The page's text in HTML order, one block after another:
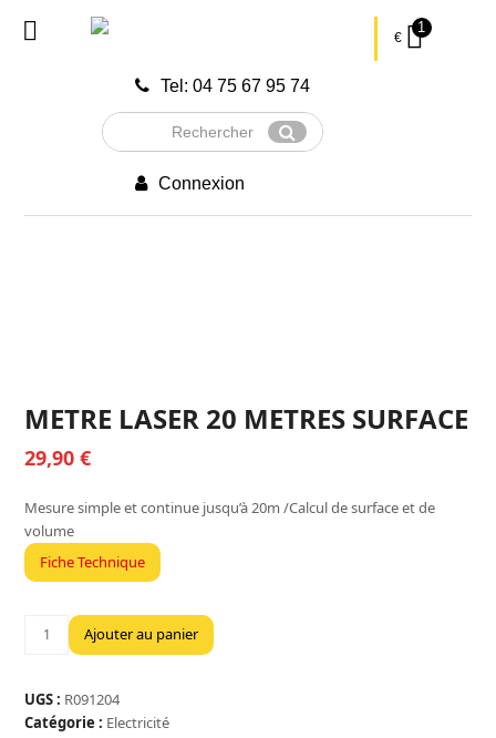
Tel: 04 75 67 95 74
Rechercher
Envoyer
Connexion
€
1
METRE LASER 20 METRES SURFACE
29,90€
Mesure simple et continue jusqu’à 20m /Calcul de surface et de
volume
Fiche Technique
quantité
LASER
20
Ajouter au panier
UGS : R091204
Catégorie : Electricité